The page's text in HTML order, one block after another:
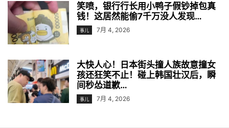
笑喷，银行行长用小鸭子假钞掉包真
钱！这居然能偷7千万没人发现…
事儿 7月 4, 2026
大快人心！日本街头撞人族故意撞女
孩还狂笑不止！碰上韩国壮汉后，瞬
间秒怂道歉…
事儿 7月 4, 2026